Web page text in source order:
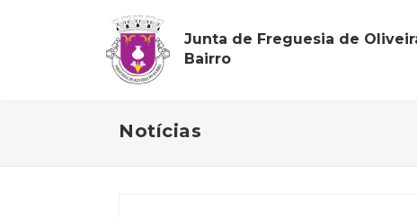
Junta de Freguesia de
Bairro
Notícias